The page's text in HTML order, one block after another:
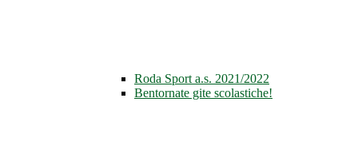
Roda Sport a.s. 2021/2022
Bentornate gite scolastiche!